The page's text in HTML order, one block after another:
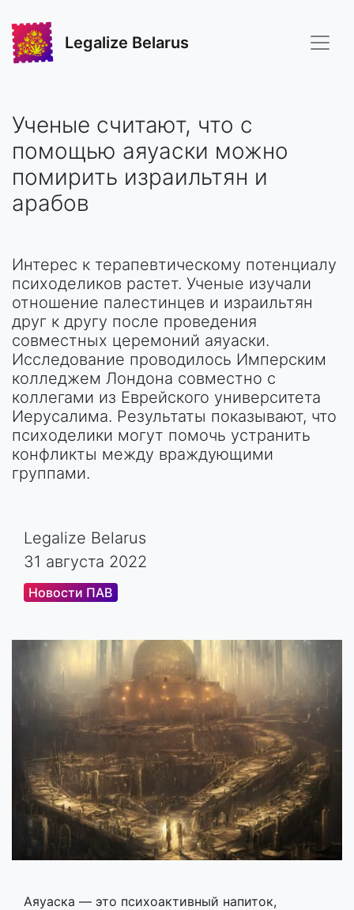
Legalize Belarus
Ученые считают, что с
помощью аяуаски можно
помирить израильтян и
арабов
Интерес к терапевтическому потенциалу
психоделиков растет. Ученые изучали
отношение палестинцев и израильтян
друг к другу после проведения
совместных церемоний аяуаски.
Исследование проводилось Имперским
колледжем Лондона совместно с
коллегами из Еврейского университета
Иерусалима. Результаты показывают, что
психоделики могут помочь устранить
конфликты между враждующими
группами.
Legalize Belarus
31 августа 2022
Новости ПАВ
Аяуаска — это психоактивный напиток,